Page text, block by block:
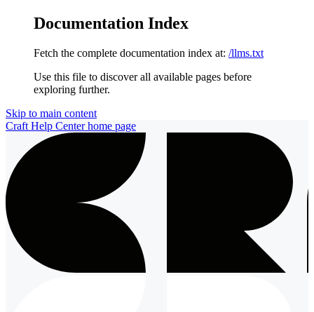
Documentation Index
Fetch the complete documentation index at: /llms.txt
Use this file to discover all available pages before
exploring further.
Skip to main content
Craft Help Centerhome page